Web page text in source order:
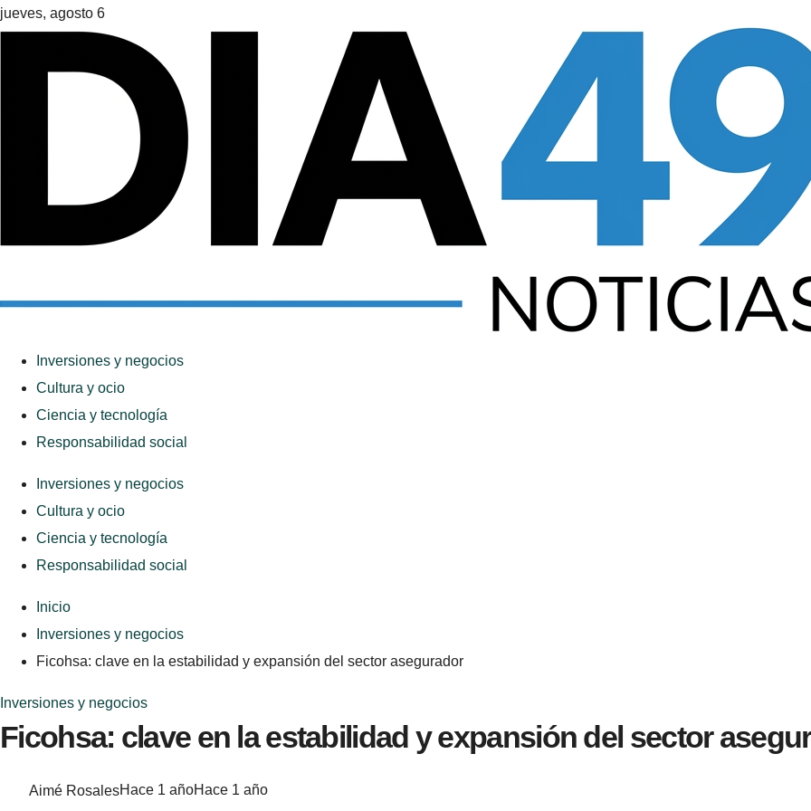
jueves, agosto 6
Inversiones y negocios
Cultura y ocio
Ciencia y tecnología
Responsabilidad social
Inversiones y negocios
Cultura y ocio
Ciencia y tecnología
Responsabilidad social
Inicio
Inversiones y negocios
Ficohsa: clave en la estabilidad y expansión del sector asegurador
Inversiones y negocios
Ficohsa: clave en la estabilidad y expansión del sector
Aimé RosalesHace 1 añoHace 1 año